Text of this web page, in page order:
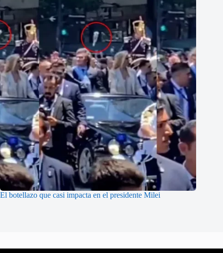
El botellazo que casi impacta en el presidente Milei